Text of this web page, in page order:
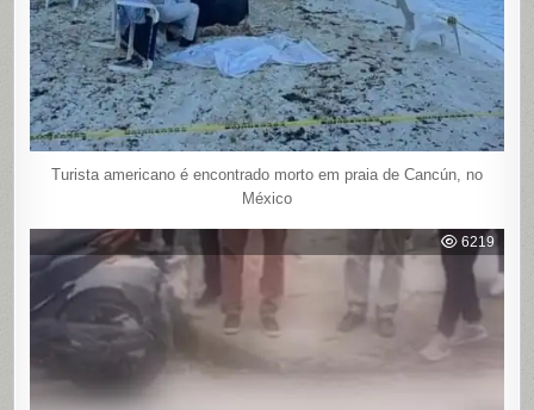
Turista americano é encontrado morto em praia de Cancún, no
México
6219